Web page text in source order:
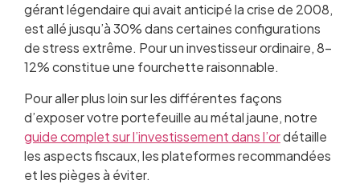
gérant légendaire qui avait anticipé la crise de 2008,
est allé jusqu’à 30% dans certaines configurations
de stress extrême. Pour un investisseur ordinaire, 8-
12% constitue une fourchette raisonnable.
Pour aller plus loin sur les différentes façons
d’exposer votre portefeuille au métal jaune, notre
guide complet sur l’investissement dans l’ordétaille
les aspects fiscaux, les plateformes recommandées
et les pièges à éviter.